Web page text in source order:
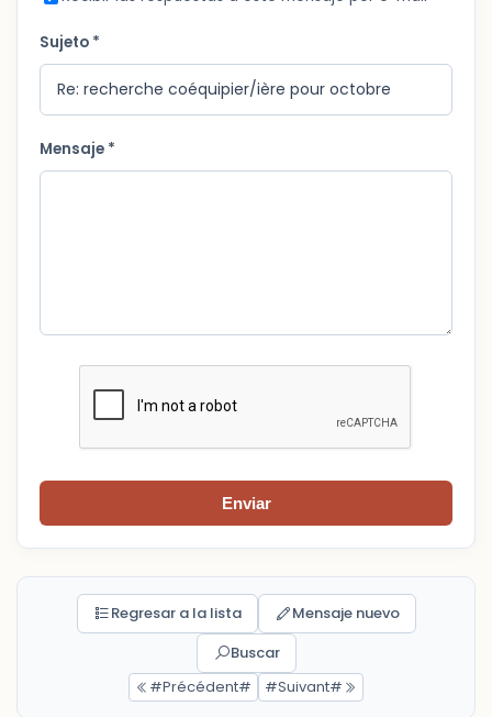
Sujeto *
Mensaje *
Enviar
Regresar a la lista
Mensaje nuevo
Buscar
#Précédent#
#Suivant#